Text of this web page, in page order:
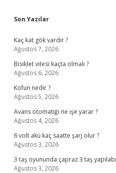
Sidebar
Son Yazılar
Kaç kat gök vardır ?
Ağustos 7, 2026
Bisiklet vitesi kaçta olmalı ?
Ağustos 6, 2026
Kofun nedir ?
Ağustos 5, 2026
Avans otomatiği ne işe yarar ?
Ağustos 4, 2026
6 volt akü kaç saatte şarj olur ?
Ağustos 3, 2026
3 taş oyununda çapraz 3 taş
Ağustos 3, 2026